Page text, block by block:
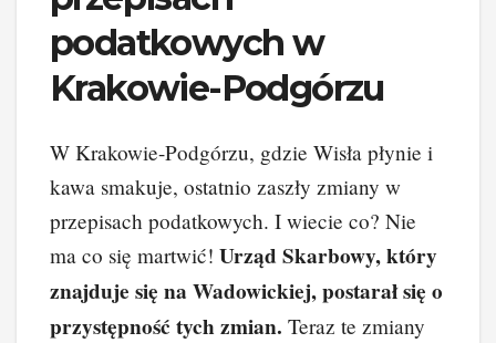
podatkowych w
Krakowie-Podgórzu
W Krakowie-Podgórzu, gdzie Wisła płynie i
kawa smakuje, ostatnio zaszły zmiany w
przepisach podatkowych. I wiecie co? Nie
ma co się martwić! Urząd Skarbowy, który
znajduje się na Wadowickiej, postarał się o
przystępność tych zmian. Teraz te zmiany